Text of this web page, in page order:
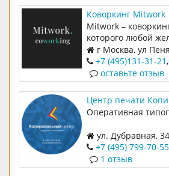
Коворкинг Mitwork
Mitwork –
которого любой
найти себе
или постоянное
Mitwork предлагает
резидентами
просторный open
интернет, кофе-
круглосуточный
территории.
г Москва, ул
+7 (495)131-31-21,
оставьте отзыв
Центр печати
Оперативная
ул. Дубравная,
+7 (495) 799-70-55
1 отзыв